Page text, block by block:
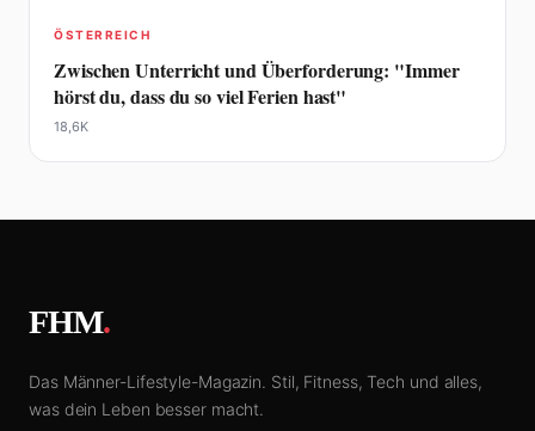
ÖSTERREICH
Zwischen Unterricht und Überforderung: "Immer
hörst du, dass du so viel Ferien hast"
18,6K
FHM.
Das Männer-Lifestyle-Magazin. Stil, Fitness, Tech und alles,
was dein Leben besser macht.